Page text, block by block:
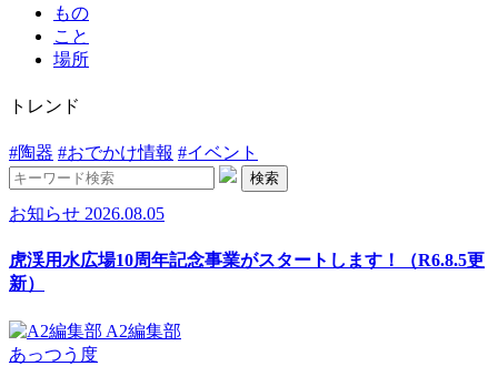
もの
こと
場所
トレンド
#陶器 #おでかけ情報 #イベント
検索
お知らせ 2026.08.05
虎渓用水広場10周年記念事業がスタートします！（R6.8.5更
新）
A2編集部
あっつう度